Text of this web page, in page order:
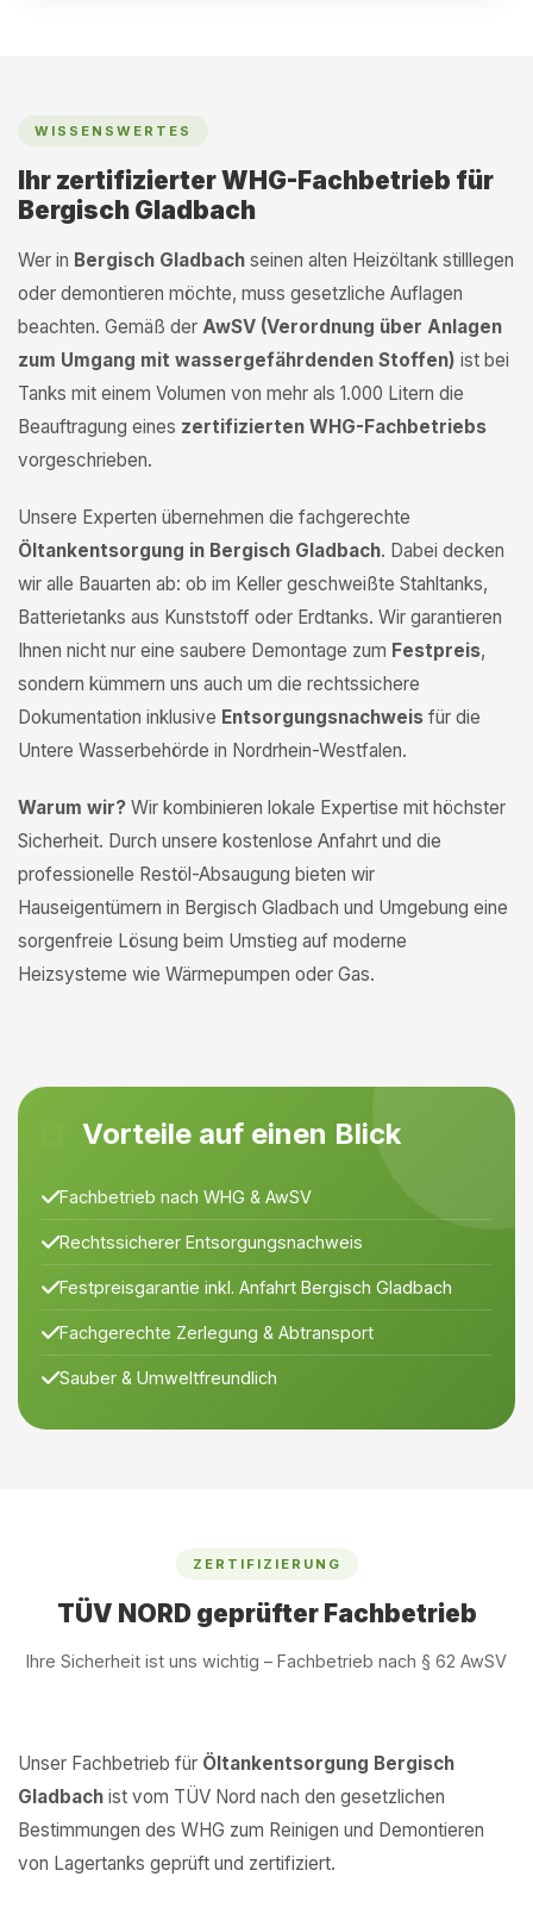
WISSENSWERTES
Ihr zertifizierter WHG-Fachbetrieb für
Bergisch Gladbach
Wer in Bergisch Gladbach seinen alten Heizöltank stilllegen
oder demontieren möchte, muss gesetzliche Auflagen
beachten. Gemäß der AwSV (Verordnung über Anlagen
zum Umgang mit wassergefährdenden Stoffen) ist bei
Tanks mit einem Volumen von mehr als 1.000 Litern die
Beauftragung eines zertifizierten WHG-Fachbetriebs
vorgeschrieben.
Unsere Experten übernehmen die fachgerechte
Öltankentsorgung in Bergisch Gladbach. Dabei decken
wir alle Bauarten ab: ob im Keller geschweißte Stahltanks,
Batterietanks aus Kunststoff oder Erdtanks. Wir garantieren
Ihnen nicht nur eine saubere Demontage zum Festpreis,
sondern kümmern uns auch um die rechtssichere
Dokumentation inklusive Entsorgungsnachweis für die
Untere Wasserbehörde in Nordrhein-Westfalen.
Warum wir? Wir kombinieren lokale Expertise mit höchster
Sicherheit. Durch unsere kostenlose Anfahrt und die
professionelle Restöl-Absaugung bieten wir
Hauseigentümern in Bergisch Gladbach und Umgebung eine
sorgenfreie Lösung beim Umstieg auf moderne
Heizsysteme wie Wärmepumpen oder Gas.
Vorteile auf einen Blick
Fachbetrieb nach WHG & AwSV
Rechtssicherer Entsorgungsnachweis
Festpreisgarantie inkl. Anfahrt Bergisch Gladbach
Fachgerechte Zerlegung & Abtransport
Sauber & Umweltfreundlich
ZERTIFIZIERUNG
TÜV NORD geprüfter Fachbetrieb
Ihre Sicherheit ist uns wichtig – Fachbetrieb nach § 62 AwSV
Unser Fachbetrieb für Öltankentsorgung Bergisch
Gladbach ist vom TÜV Nord nach den gesetzlichen
Bestimmungen des WHG zum Reinigen und Demontieren
von Lagertanks geprüft und zertifiziert.